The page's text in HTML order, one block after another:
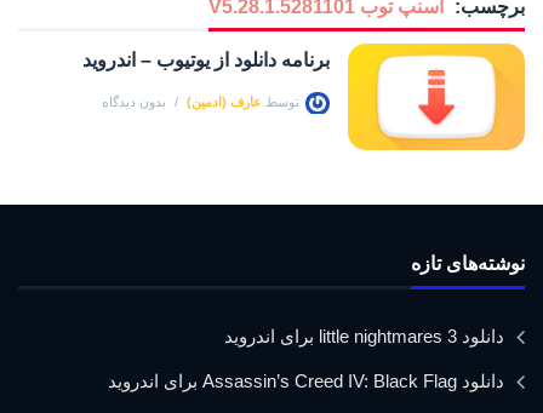
برچسب: اسنپ توب V5.28.1.5281101
برنامه دانلود از یوتیوب – اندروید
توسط عارف (ادمین) بدون دیدگاه
نوشته‌های تازه
دانلود little nightmares 3 برای اندروید
دانلود Assassin’s Creed IV: Black Flag برای اندروید